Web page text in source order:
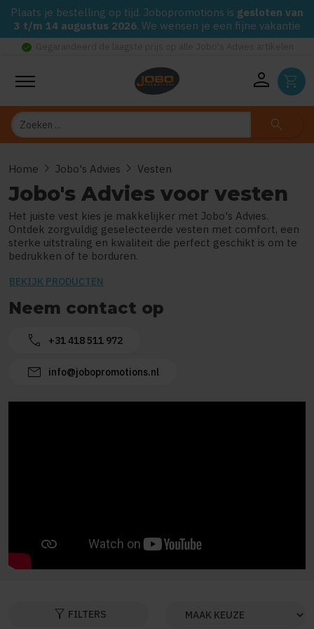
Plaats je bestelling op tijd. Jobopromotions is gesloten van
3 t/m 14 augustus 2026. We wensen je een fijne vakantie
check_circle
person shopping_cart
Zoeken search
Home chevron_right Jobo's Advies chevron_right Vesten
Jobo's Advies voor vesten
Het juiste vest kies je makkelijker met Jobo's Advies.
Ontdek zorgvuldig geselecteerde vesten met comfort, een
sterke uitstraling en kwaliteit die perfect geschikt is om te
bedrukken of te borduren.
BEKIJK PRODUCTEN
Neem contact op
call +31 418 511 972
mail info@jobopromotions.nl
filter_alt FILTERS